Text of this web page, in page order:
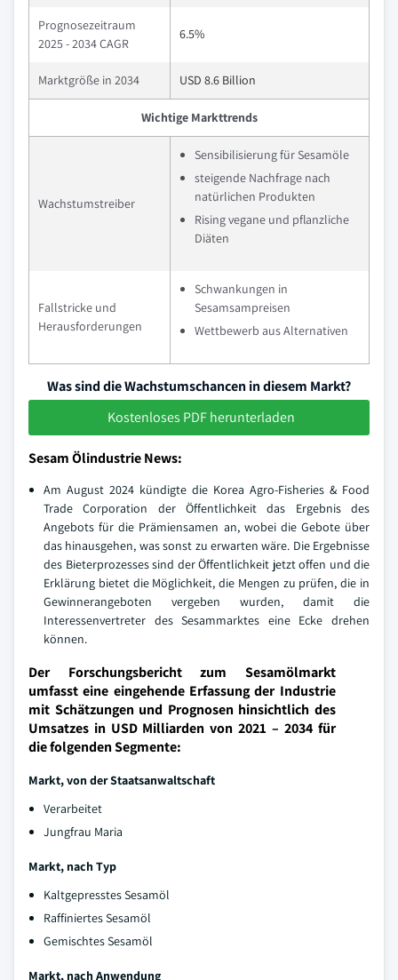
Prognosezeitraum
2025 - 2034 CAGR
6.5%
Marktgröße in 2034 USD 8.6 Billion
Wichtige Markttrends
Wachstumstreiber
Sensibilisierung für Sesamöle
steigende Nachfrage nach
natürlichen Produkten
Rising vegane und pflanzliche
Diäten
Fallstricke und
Herausforderungen
Schwankungen in
Sesamsampreisen
Wettbewerb aus Alternativen
Was sind die Wachstumschancen in diesem Markt?
Kostenloses PDF herunterladen
Sesam Ölindustrie News:
Am August 2024 kündigte die Korea Agro-Fisheries & Food
Trade Corporation der Öffentlichkeit das Ergebnis des
Angebots für die Prämiensamen an, wobei die Gebote über
das hinausgehen, was sonst zu erwarten wäre. Die Ergebnisse
des Bieterprozesses sind der Öffentlichkeit jetzt offen und die
Erklärung bietet die Möglichkeit, die Mengen zu prüfen, die in
Gewinnerangeboten vergeben wurden, damit die
Interessenvertreter des Sesammarktes eine Ecke drehen
können.
Der Forschungsbericht zum Sesamölmarkt
umfasst eine eingehende Erfassung der Industrie
mit Schätzungen und Prognosen hinsichtlich des
Umsatzes in USD Milliarden von 2021 – 2034 für
die folgenden Segmente:
Markt, von der Staatsanwaltschaft
Verarbeitet
Jungfrau Maria
Markt, nach Typ
Kaltgepresstes Sesamöl
Raffiniertes Sesamöl
Gemischtes Sesamöl
Markt, nach Anwendung